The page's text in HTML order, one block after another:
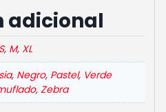
adicional
S, M, XL
, Negro, Pastel, Verde
, Zebra